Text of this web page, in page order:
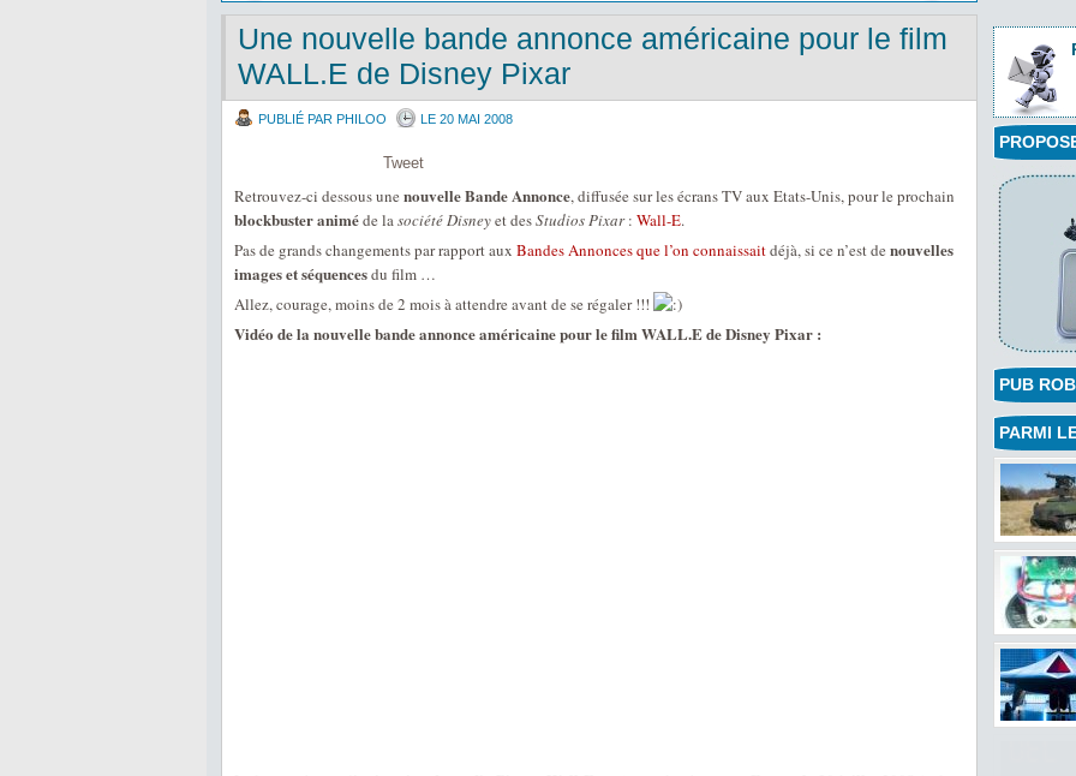
Une nouvelle bande annonce américaine pour le film
WALL.E de Disney Pixar
PUBLIÉ PAR PHILOO LE 20 MAI 2008
Tweet
Retrouvez-ci dessous une nouvelle Bande Annonce, diffusée sur les écrans TV aux Etats-Unis, pour le prochain
blockbuster animéde lasociété Disneyet desStudios Pixar: Wall-E.
Pas de grands changements par rapport aux Bandes Annonces que l’on connaissaitdéjà, si ce n’est de nouvelles
images et séquencesdu film …
Allez, courage, moins de 2 mois à attendre avant de se régaler !!!
Vidéo de la nouvelle bande annonce américaine pour le film WALL.E de Disney Pixar :
PUB
PARMI